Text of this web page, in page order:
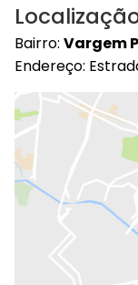
Bairro: Vargem
Endereço: